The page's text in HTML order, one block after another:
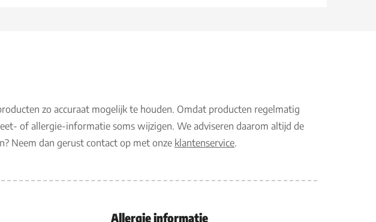
zo accuraat mogelijk te houden. Omdat producten regelmatig
of allergie-informatie soms wijzigen. We adviseren daarom altijd de
Neem dan gerust contact op met onze klantenservice.
Allergie informatie